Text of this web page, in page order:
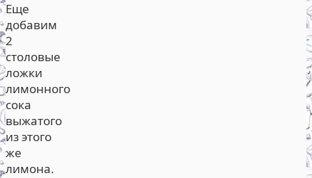
Еще
добавим
2
столовые
ложки
лимонного
сока
выжатого
из этого
же
лимона.